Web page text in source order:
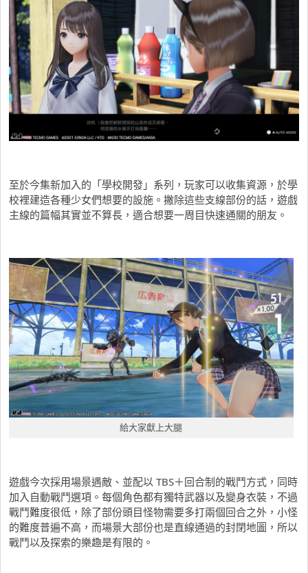
至於今集新加入的「學校開發」系列，玩家可以收集資源，於學
校裡建造各種少女們想要的設施。撇除這些支線部份的話，遊戲
主線的篇幅其實並不算長，適合想要一周目快速通關的朋友。
給大家獻上大腿
遊戲今次採用場景遇敵、並配以 TBS＋回合制的戰鬥方式，同時
加入自動戰鬥選項。每個角色都有獨特武器以及變身衣裝，不過
戰鬥難度很低，除了部份頭目怪物需要多打兩個回合之外，小怪
的難度普遍不高，而場景大部份也是直線通過的封閉地圖，所以
戰鬥以及探索的樂趣是有限的。